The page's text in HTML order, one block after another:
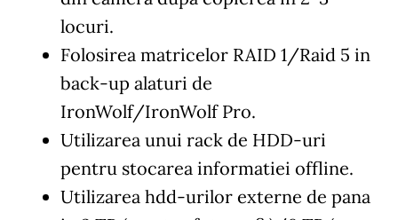
locuri.
Folosirea matricelor RAID 1/Raid 5 in
back-up alaturi de
IronWolf/IronWolf Pro.
Utilizarea unui rack de HDD-uri
pentru stocarea informatiei offline.
Utilizarea hdd-urilor externe de pana